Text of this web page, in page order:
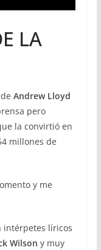
LA
Andrew Lloyd
pero
la convirtió en
millones de
y me
intérpetes líricos
Wilson y muy